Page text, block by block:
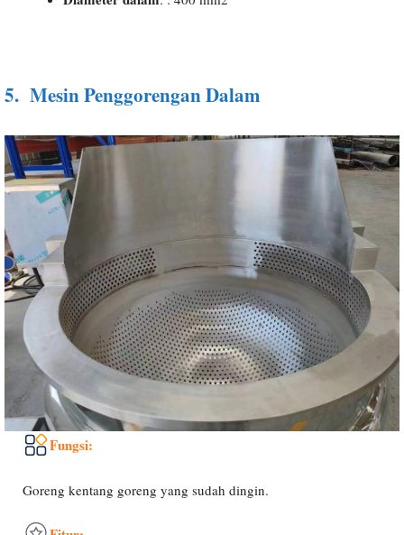
5. Mesin Penggorengan Dalam
Fungsi:
Goreng kentang goreng yang sudah dingin.